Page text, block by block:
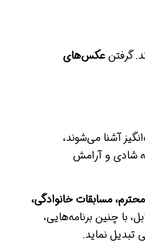
گرفتن عکس‌های
آشنا می‌شوند،
شادی و آرامش
مسابقات خانوادگی،
با چنین برنامه‌هایی،
تبدیل نماید.